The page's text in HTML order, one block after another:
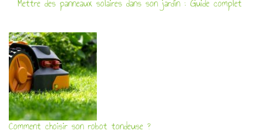
Mettre des panneaux solaires dans son jardin : Guide complet
Comment choisir son robot tondeuse ?